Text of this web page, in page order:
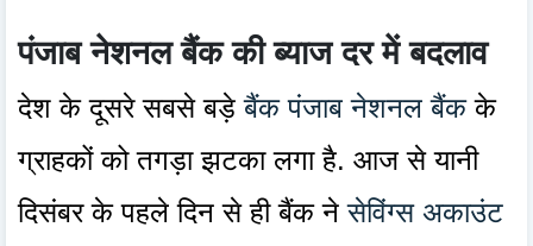
पंजाब नेशनल बैंक की ब्याज दर में बदलाव
देश के दूसरे सबसे बड़ेबैंक पंजाब नेशनल बैंकके
ग्राहकों को तगड़ा झटका लगा है. आज से यानी
दिसंबर के पहले दिन से ही बैंक नेसेविंग्स अकाउंट